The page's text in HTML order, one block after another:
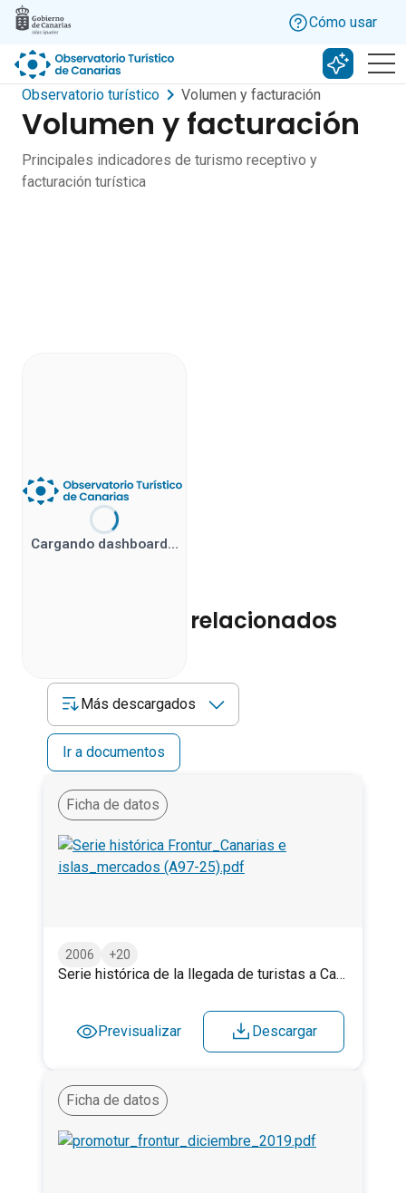
Skip to main content
Cómo usar
Buscar
Observatorio turístico
Volumen y facturación
Volumen y facturación
Principales indicadores de turismo receptivo y
facturación turística
Cargando dashboard…
Documentos relacionados
Ir a documentos
Más descargados
Ficha de datos
2006 +20
Serie histórica de la llegada de turistas a Canarias e islas (FRONTUR). 1997 – 2025.
Previsualizar Descargar
Ficha de datos